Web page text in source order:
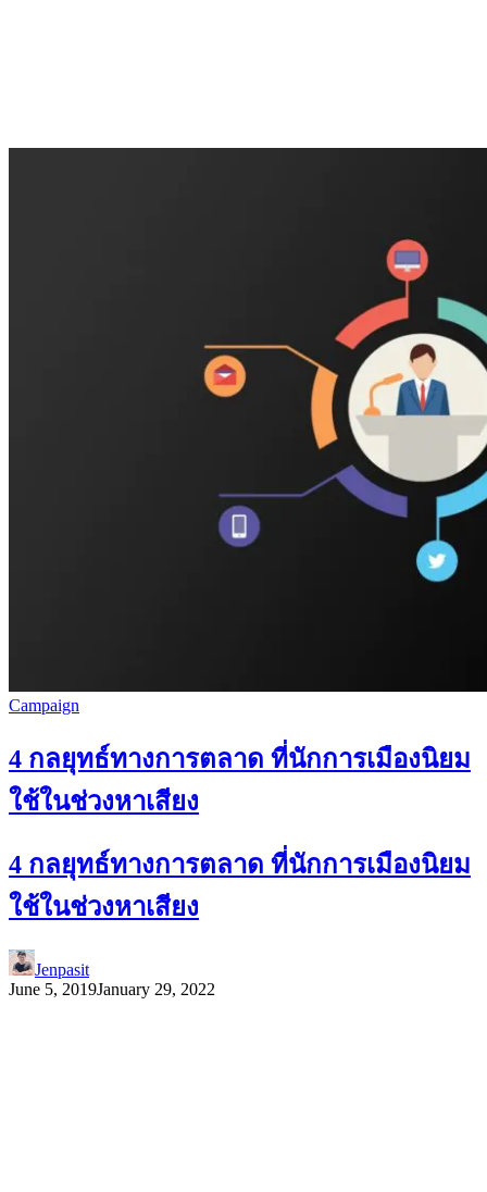
Campaign
4 กลยุทธ์ทางการตลาด ที่นักการเมืองนิยม
ใช้ในช่วงหาเสียง
4 กลยุทธ์ทางการตลาด ที่นักการเมืองนิยม
ใช้ในช่วงหาเสียง
Jenpasit
June 5, 2019January 29, 2022